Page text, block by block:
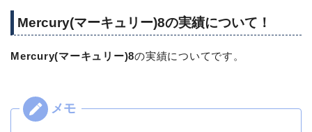
Mercury(マーキュリー)8の実績について！
Mercury(マーキュリー)8の実績についてです。